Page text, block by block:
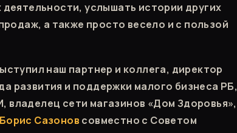
услышать истории других
а также просто весело и с пользой
наш партнер и коллега, директор
развития и поддержки малого бизнеса РБ,
сети магазинов «Дом Здоровья»,
Борис Сазонов совместно с Советом